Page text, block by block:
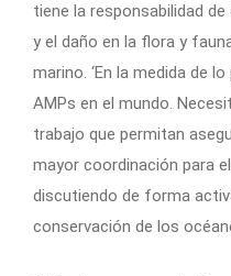
tiene la responsabilidad
y el daño en la flora y
marino. ‘En la medida de
AMPs en el mundo.
trabajo que permitan
mayor coordinación para
discutiendo de forma
conservación de los